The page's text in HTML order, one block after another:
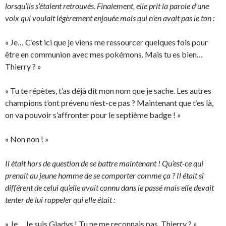
lorsqu’ils s’étaient retrouvés. Finalement, elle prit la parole d’une
voix qui voulait légèrement enjouée mais qui n’en avait pas le ton :
« Je… C’est ici que je viens me ressourcer quelques fois pour
être en communion avec mes pokémons. Mais tu es bien…
Thierry ? »
« Tu te répètes, t’as déjà dit mon nom que je sache. Les autres
champions t’ont prévenu n’est-ce pas ? Maintenant que t’es là,
on va pouvoir s’affronter pour le septième badge ! »
« Non non ! »
Il était hors de question de se battre maintenant ! Qu’est-ce qui
prenait au jeune homme de se comporter comme ça ? Il était si
différent de celui qu’elle avait connu dans le passé mais elle devait
tenter de lui rappeler qui elle était :
« Je… Je suis Gladys ! Tu ne me reconnais pas, Thierry ? »